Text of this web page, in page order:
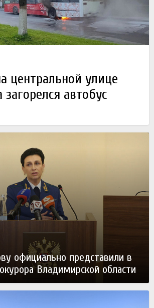
центральной улице
автобус
официально представили в
Владимирской области